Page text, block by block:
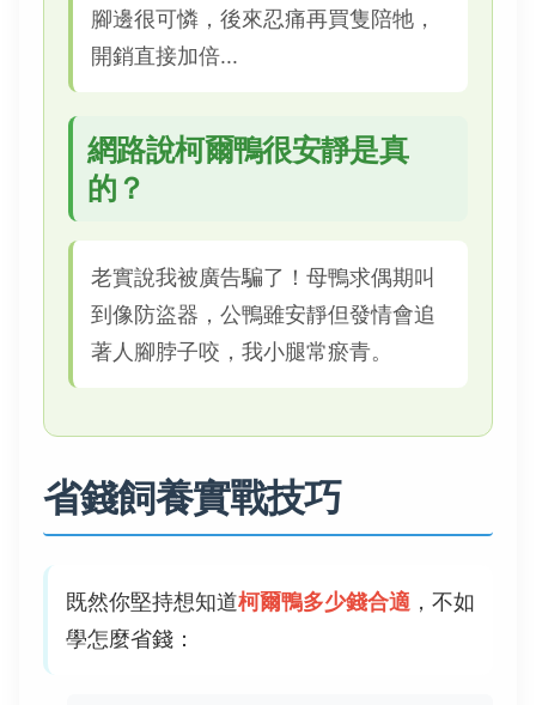
腳邊很可憐，後來忍痛再買隻陪牠，
開銷直接加倍...
網路說柯爾鴨很安靜是真
的？
老實說我被廣告騙了！母鴨求偶期叫
到像防盜器，公鴨雖安靜但發情會追
著人腳脖子咬，我小腿常瘀青。
省錢飼養實戰技巧
既然你堅持想知道柯爾鴨多少錢合適 ，不如
學怎麼省錢：